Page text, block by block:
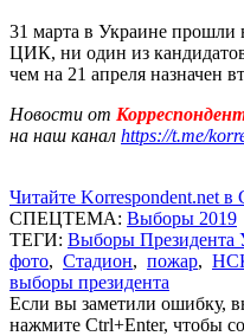
31 марта в Украине
ЦИК, ни один из кандидатов
чем на 21 апреля назначен
Новости от
на наш канал https://t.me/
Читайте Korrespondent.net в
СПЕЦТЕМА: Выборы 2019
ТЕГИ: Выборы Президента
фото, Стадион, пожар,
выборы президента
Если вы заметили ошибку,
нажмите Ctrl+Enter, чтобы